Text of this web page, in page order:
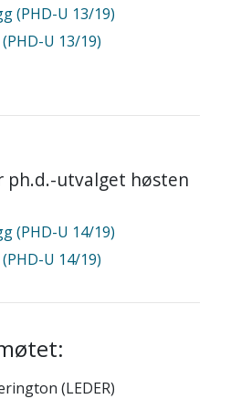
(PHD-U 13/19)
U 13/19)
utvalget høsten
(PHD-U 14/19)
U 14/19)
(LEDER)